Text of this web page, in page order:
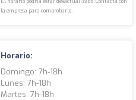
la empresa para comprobarlo.
Horario:
Domingo: 7h-18h
Lunes: 7h-18h
Martes: 7h-18h